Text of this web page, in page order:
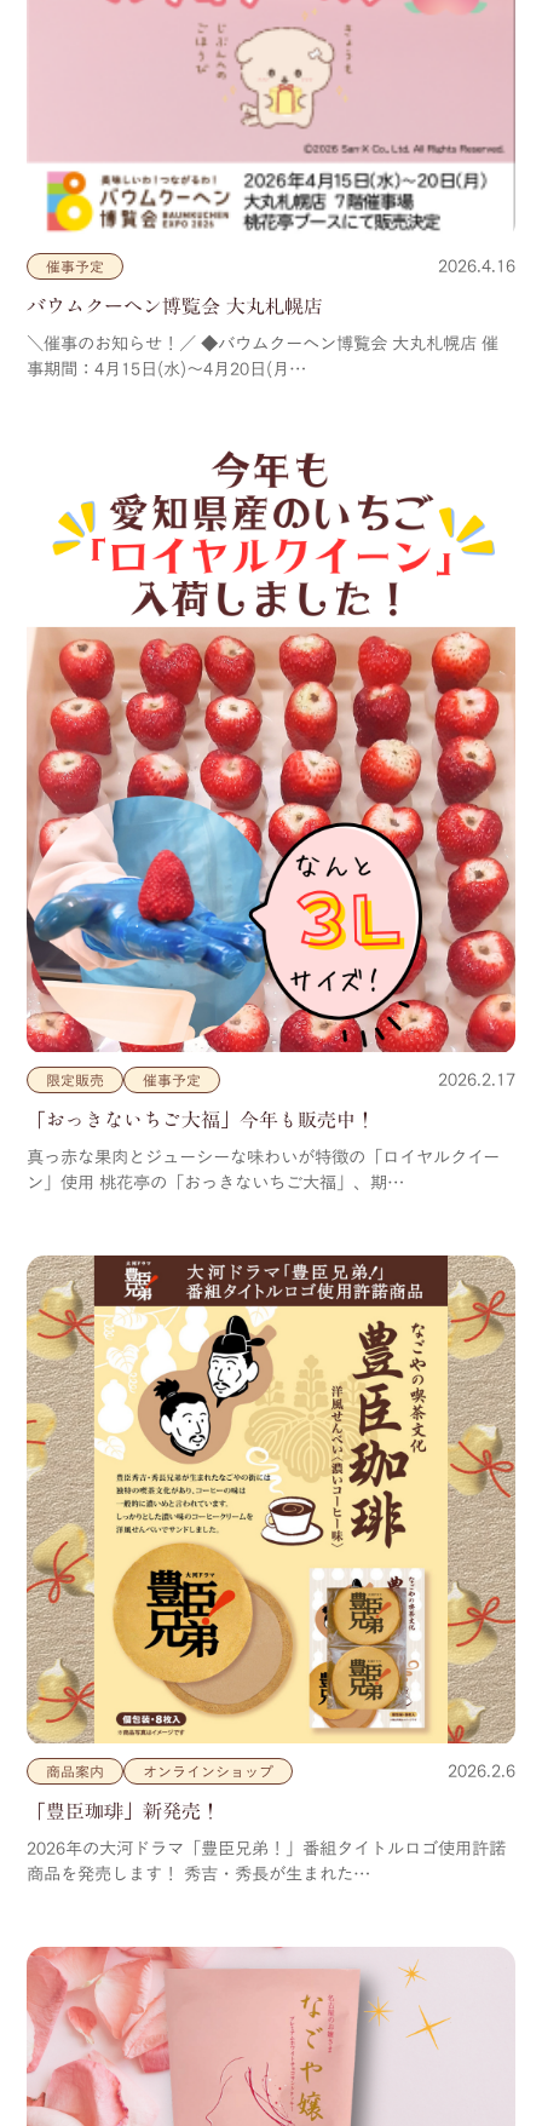
催事予定 2026.4.16
バウムクーヘン博覧会 大丸札幌店
＼催事のお知らせ！／ ◆バウムクーヘン博覧会 大丸札幌店 催
事期間：4月15日(水)～4月20日(月…
限定販売 催事予定 2026.2.17
「おっきないちご大福」今年も販売中！
真っ赤な果肉とジューシーな味わいが特徴の「ロイヤルクイー
ン」使用 桃花亭の「おっきないちご大福」、期…
商品案内 オンラインショップ 2026.2.6
「豊臣珈琲」新発売！
2026年の大河ドラマ「豊臣兄弟！」番組タイトルロゴ使用許諾
商品を発売します！ 秀吉・秀長が生まれた…